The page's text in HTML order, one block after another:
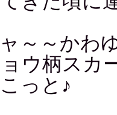
～～かわ
ウ柄スカ
っと♪